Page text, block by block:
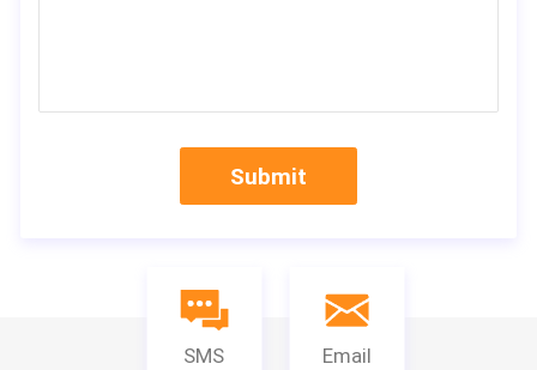
Submit
SMS Email